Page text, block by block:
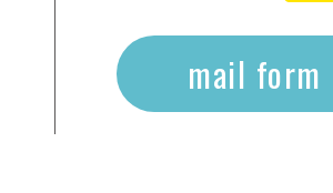
mail form